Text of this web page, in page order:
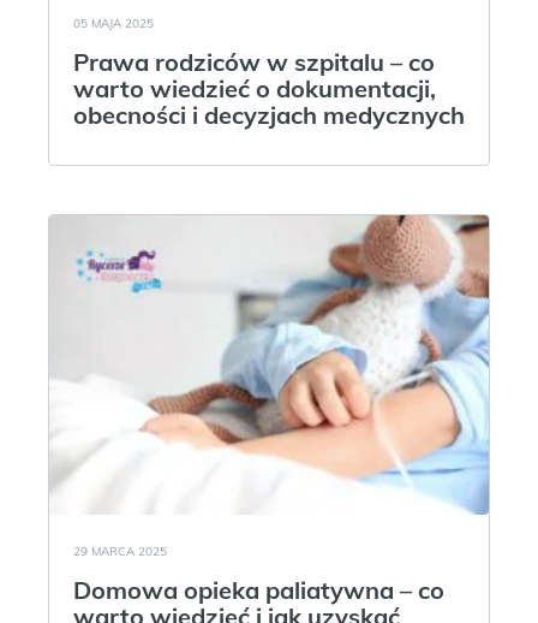
05 MAJA 2025
Prawa rodziców w szpitalu – co
warto wiedzieć o dokumentacji,
obecności i decyzjach medycznych
29 MARCA 2025
Domowa opieka paliatywna – co
warto wiedzieć i jak uzyskać